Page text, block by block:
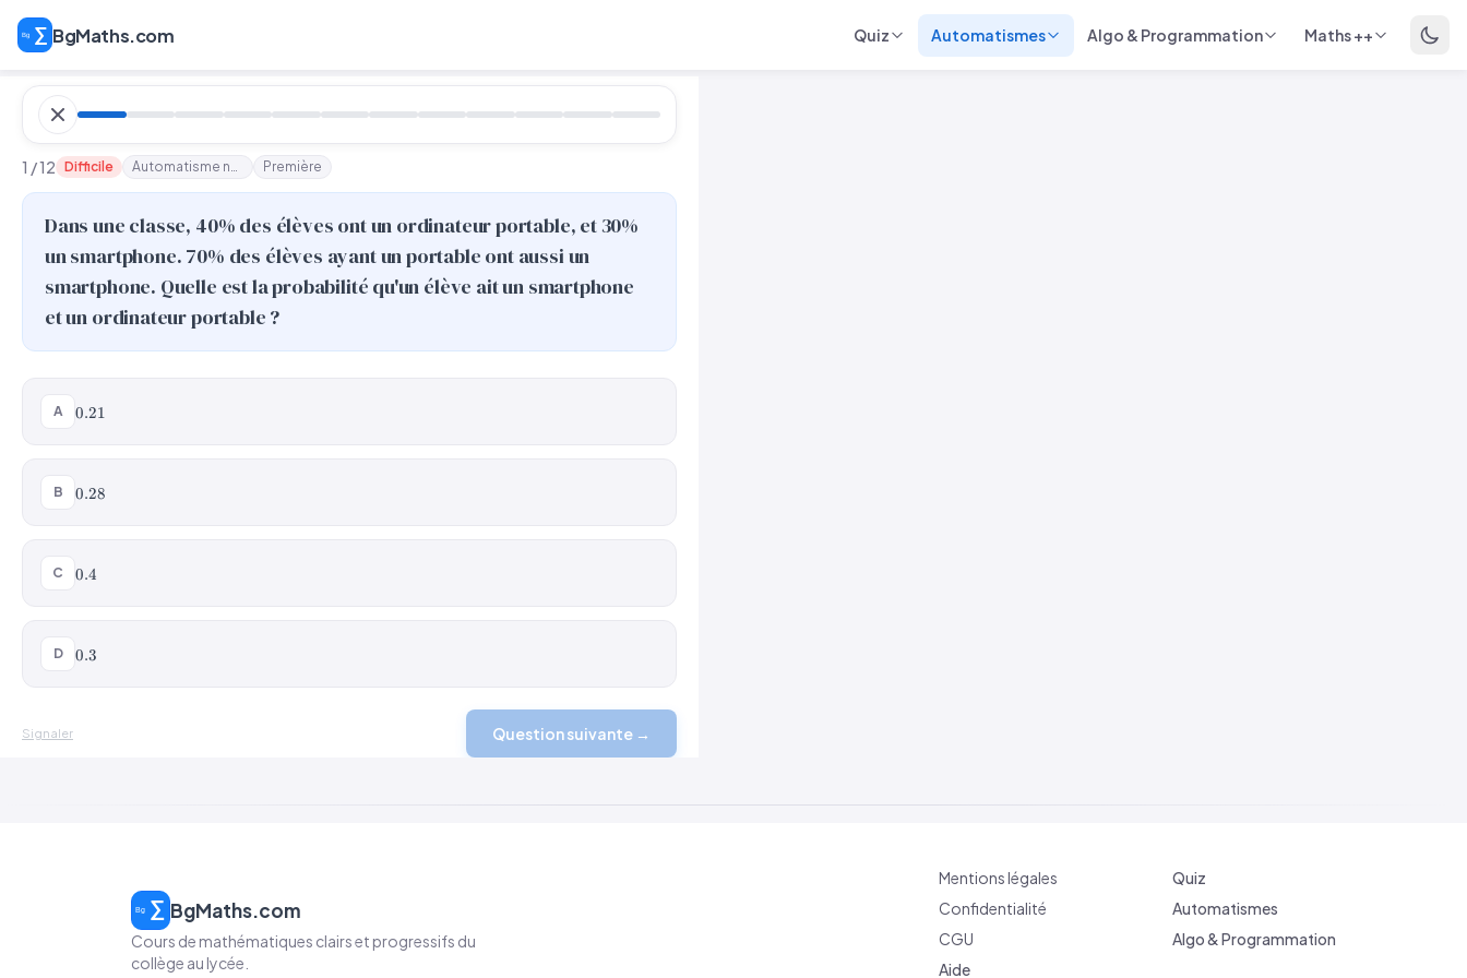
BgMaths.com Quiz Automatismes Algo & Programmation Maths ++
1 / 12 Difficile Automatisme n°12 Première
Dans une classe, 40% des élèves ont un ordinateur portable, et 30%
un smartphone. 70% des élèves ayant un portable ont aussi un
smartphone. Quelle est la probabilité qu'un élève ait un smartphone
et un ordinateur portable ?
A 0.21
0.21
B 0.28
0.28
C 0.4
0.4
D 0.3
0.3
Signaler Question suivante →
BgMaths.com
Cours de mathématiques clairs et progressifs du
collège au lycée.
Mentions légales
Quiz
Confidentialité
Automatismes
CGU
Algo & Programmation
Aide